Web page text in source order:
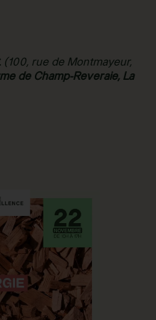
(100, rue de Montmayeur,
de Champ-Reveraie, La